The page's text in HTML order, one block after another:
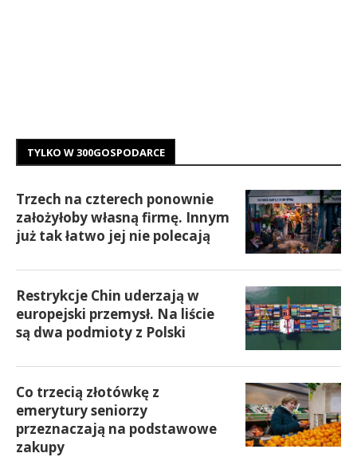
TYLKO W 300GOSPODARCE
Trzech na czterech ponownie
założyłoby własną firmę. Innym
już tak łatwo jej nie polecają
Restrykcje Chin uderzają w
europejski przemysł. Na liście
są dwa podmioty z Polski
Co trzecią złotówkę z
emerytury seniorzy
przeznaczają na podstawowe
zakupy